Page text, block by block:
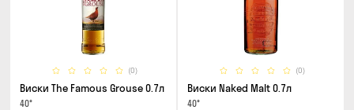
(0)
Виски The Famous Grouse 0.7л
40°
(0)
Виски Naked Malt 0.7л
40°